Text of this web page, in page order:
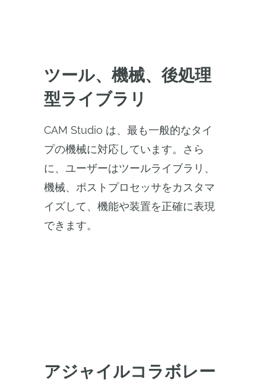
ツール、機械、後処理
型ライブラリ
CAM Studio は、最も一般的なタイ
プの機械に対応しています。さら
に、ユーザーはツールライブラリ、
機械、ポストプロセッサをカスタマ
イズして、機能や装置を正確に表現
できます。
アジャイルコラボレー